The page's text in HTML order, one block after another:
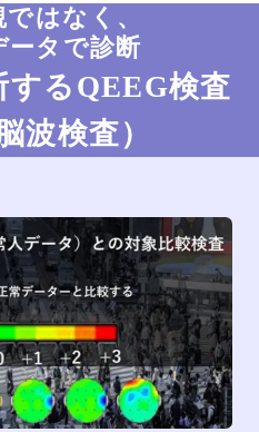
はなく、
ータで診断
するQEEG検査
波検査）